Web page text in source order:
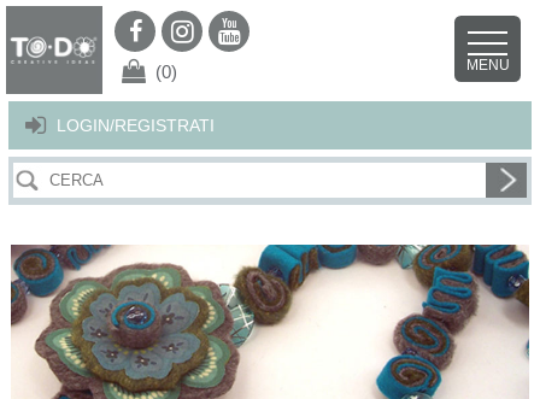
Per offrirti il miglior servizio possibile questo sito utilizza i cookies.
Continuando la navigazione nel sito autorizzi l’uso dei cookies. Per ulteriori
LOGIN/REGISTRATI
(0) MENU